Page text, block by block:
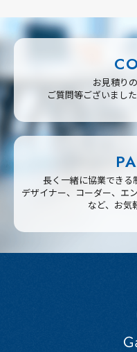
お見積り
ご質問等ございまし
長く一緒に協業できる
デザイナー、コーダー、エ
など、お気